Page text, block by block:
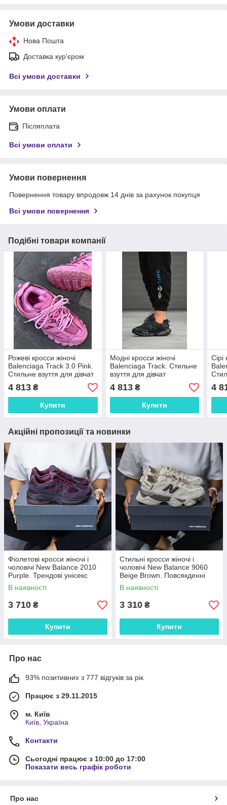
Умови доставки
Нова Пошта
Доставка кур'єром
Всі умови доставки
Умови оплати
Післяплата
Всі умови оплати
Умови повернення
Повернення товару впродовж 14 днів за рахунок покупця
Всі умови повернення
Подібні товари компанії
Рожеві кросси жіночі
Balenciaga Track 3.0 Pink.
Стильне взуття для дівчат
Баленсіага.
4 813 ₴
Купити
Модні кросси жіночі
Balenciaga Track. Стильне
взуття для дівчат
Баленсіага.
4 813₴
Купити
Сірі
4
Акційні пропозиції та новинки
Фіолетові кросси жіночі і
чоловічі New Balance 2010
Purple. Трендові унісекс
кроссівки Нью Беленс 2010.
В наявності
3 710 ₴
Купити
Стильні кросси жіночі і
чоловічі New Balance 9060
Beige Brown. Повсякденні
унісекс кроссівки Нью Беленс
9060.
В наявності
3 310 ₴
Купити
Про нас
93% позитивних з 777 відгуків за рік
Працює з 29.11.2015
м. Київ
Київ, Україна
Контакти
Сьогодні працює з 10:00 до 17:00
Показати весь графік роботи
Про нас